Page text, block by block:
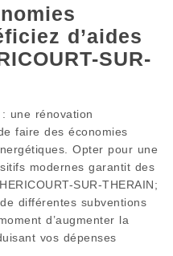
d’aides
SUR-
une rénovation
faire des économies
Opter pour une
modernes garantit des
SUR-THERAIN;
différentes subventions
d’augmenter la
vos dépenses